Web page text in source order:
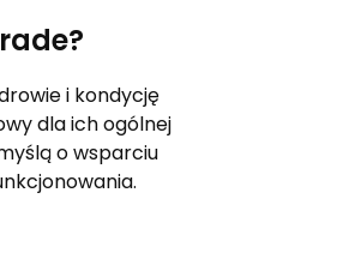
i kondycję
dla ich ogólnej
o wsparciu